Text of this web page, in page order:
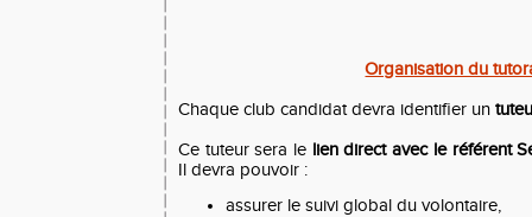
Organisation du
Chaque club candidat devra identifier un
Ce tuteur sera le lien direct avec le référent
Il devra pouvoir :
assurer le suivi global du volontaire,